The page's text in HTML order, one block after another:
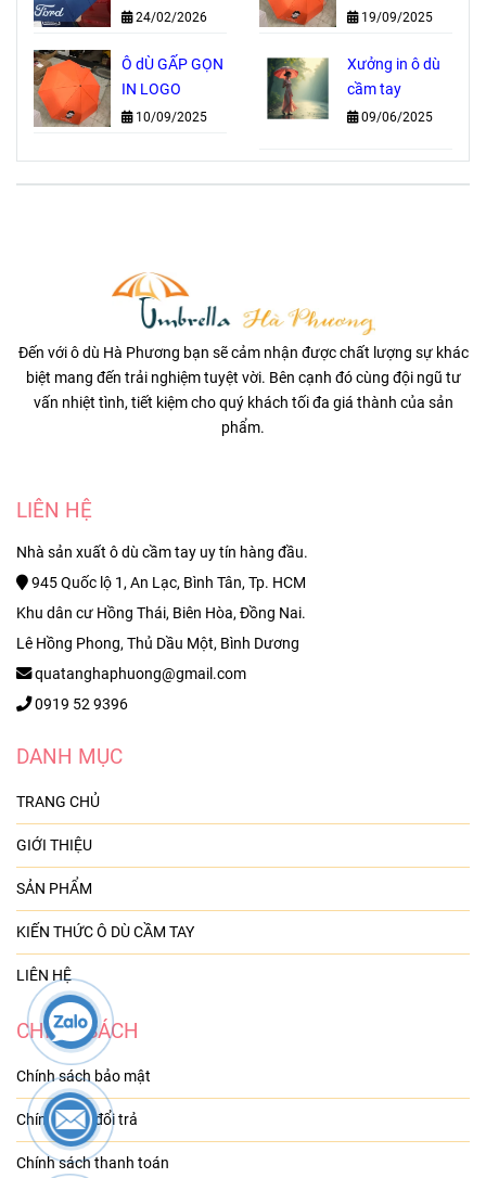
GỐC TẠI
TAY IN LOGO
24/02/2026
Tay Tại TP. Hồ
19/09/2025
Ô dÙ GẤP GỌN
IN LOGO
10/09/2025
Xưởng in ô dù
cầm tay
09/06/2025
Đến với ô dù Hà Phương bạn sẽ cảm nhận được chất lượng sự khác
biệt mang đến trải nghiệm tuyệt vời. Bên cạnh đó cùng đội ngũ tư
vấn nhiệt tình, tiết kiệm cho quý khách tối đa giá thành của sản
phẩm.
LIÊN HỆ
Nhà sản xuất ô dù cầm tay uy tín hàng đầu.
945 Quốc lộ 1, An Lạc, Bình Tân, Tp. HCM
Khu dân cư Hồng Thái, Biên Hòa, Đồng Nai.
Lê Hồng Phong, Thủ Dầu Một, Bình Dương
quatanghaphuong@gmail.com
0919 52 9396
DANH MỤC
TRANG CHỦ
GIỚI THIỆU
SẢN PHẨM
KIẾN THỨC Ô DÙ CẦM TAY
LIÊN HỆ
CHÍNH SÁCH
Chính sách bảo mật
Chính sách đổi trả
Chính sách thanh toán